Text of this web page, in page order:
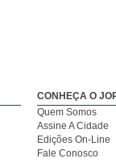
CONHEÇA O
Quem Somos
Assine A Cidade
Edições On-Line
Fale Conosco